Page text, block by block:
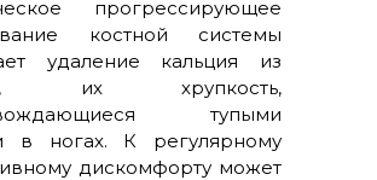
прогрессирующее
костной системы
удаление кальция из
их хрупкость,
тупыми
в ногах. К регулярному
дискомфорту может